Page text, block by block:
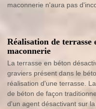
maconnerie n'aura pas
Réalisation de terrasse
maconnerie
La terrasse en béton
graviers présent dans le
réalisation d'une terrasse.
de béton de façon
d'un agent désactivant sur